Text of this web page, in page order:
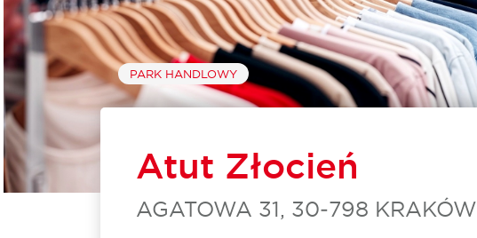
PARK HANDLOWY
Atut Złocień
AGATOWA 31, 30‑798 KRAKÓW